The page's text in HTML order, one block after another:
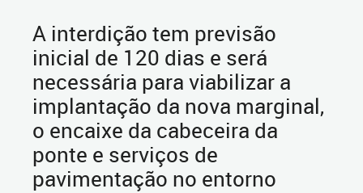
A interdição tem previsão
inicial de 120 dias e será
necessária para viabilizar a
implantação da nova marginal,
o encaixe da cabeceira da
ponte e serviços de
pavimentação no entorno